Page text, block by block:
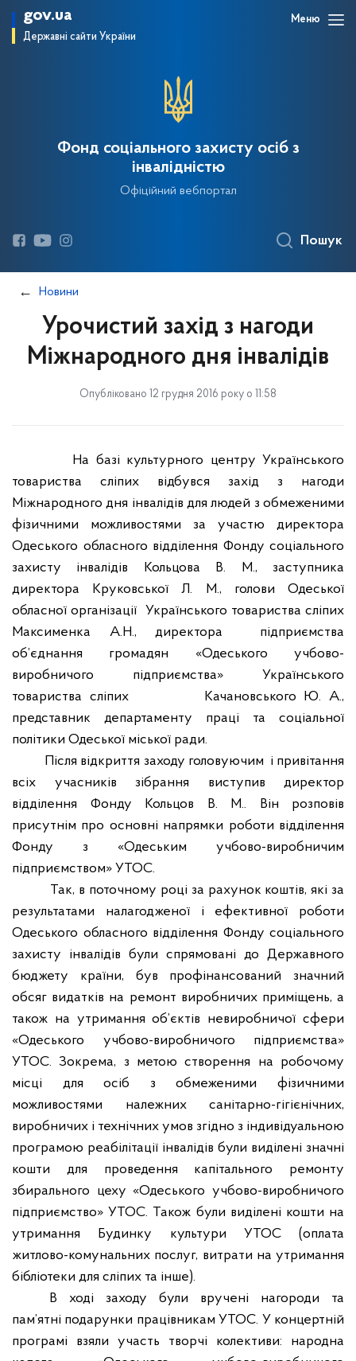
gov.ua
Державні сайти України
Меню
Фонд соціального захисту осіб з
інвалідністю
Офіційний вебпортал
Пошук
Новини
Урочистий захід з нагоди
Міжнародного дня інвалідів
Опубліковано 12 грудня 2016 року о 11:58
На базі культурного центру Українського
товариства сліпих
відбувся захід з нагоди
Міжнародного дня інвалідів для людей з обмеженими
фізичними можливостями за участю директора
Одеського обласного відділення Фонду соціального
захисту інвалідів Кольцова В. М., заступника
директора Круковської Л. М.,
голови Одеської
обласної організації Українського товариства сліпих
Максименка А.Н., директора
підприємства
об’єднання громадян «Одеського учбово-
виробничого підприємства» Українського
товариства сліпих
Качановського Ю. А.,
представник департаменту праці та соціальної
політики Одеської міської ради.
Після відкриття заходу головуючим і привітання
всіх учасників зібрання виступив директор
відділення Фонду Кольцов В. М.. Він розповів
присутнім про основні напрямки роботи відділення
Фонду з «Одеським учбово-виробничим
підприємством» УТОС.
Так, в поточному році за рахунок коштів, які за
результатами налагодженої і ефективної роботи
Одеського обласного відділення Фонду соціального
захисту інвалідів були спрямовані до Державного
бюджету країни, був профінансований значний
обсяг видатків на ремонт виробничих приміщень, а
також на утримання об’єктів невиробничої сфери
«Одеського учбово-виробничого підприємства»
УТОС. Зокрема, з метою створення на робочому
місці для осіб з обмеженими фізичними
можливостями належних санітарно-гігієнічних,
виробничих і технічних умов згідно з індивідуальною
програмою реабілітації інвалідів були виділені значні
кошти для проведення капітального ремонту
збирального цеху«Одеського учбово-виробничого
підприємство» УТОС. Також були виділені кошти на
утримання Будинку культури УТОС (оплата
житлово-комунальних послуг, витрати на утримання
бібліотеки для сліпих та інше).
В
ході заходу були вручені нагороди
та
пам’ятні подарунки працівникам УТОС. У концертній
програмі взяли
участь творчі колективи:
народна